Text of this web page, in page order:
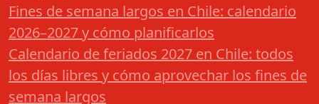
Fines de semana largos en Chile: calendario
2026–2027 y cómo planificarlos
Calendario de feriados 2027 en Chile: todos
los días libres y cómo aprovechar los fines de
semana largos